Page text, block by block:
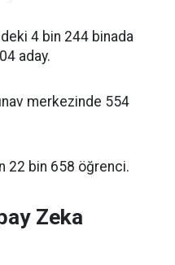
4 bin 244 binada
aday.
merkezinde 554
22 bin 658 öğrenci.
Zeka